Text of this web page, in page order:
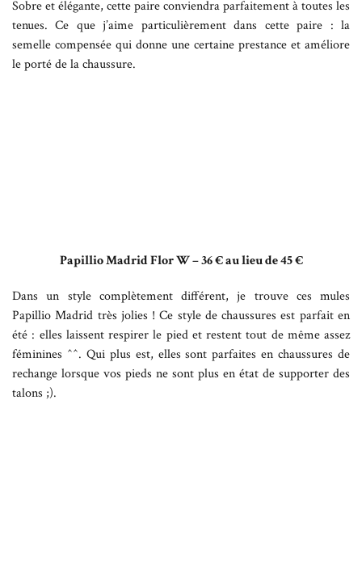
Sobre et élégante, cette paire conviendra parfaitement à toutes les
tenues. Ce que j’aime particulièrement dans cette paire : la
semelle compensée qui donne une certaine prestance et améliore
le porté de la chaussure.
Papillio Madrid Flor W – 36 € au lieu de 45 €
Dans un style complètement différent, je trouve ces mules
Papillio Madrid très jolies ! Ce style de chaussures est parfait en
été : elles laissent respirer le pied et restent tout de même assez
féminines ^^. Qui plus est, elles sont parfaites en chaussures de
rechange lorsque vos pieds ne sont plus en état de supporter des
talons ;).